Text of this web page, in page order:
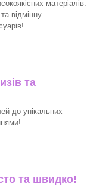
матеріалів.
відмінну
та
до унікальних
та швидко!